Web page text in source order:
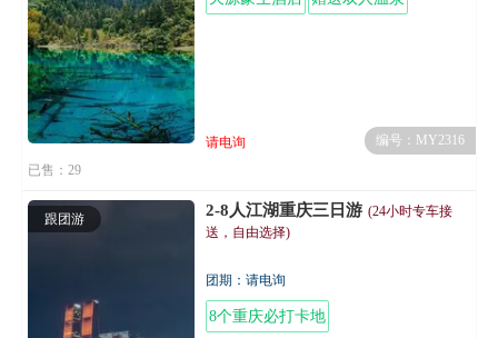
请电询
编号：MY2316
已售：29
跟团游 2-8人江湖重庆三日游 (24小时专车接
送，自由选择)
团期：请电询
8个重庆必打卡地